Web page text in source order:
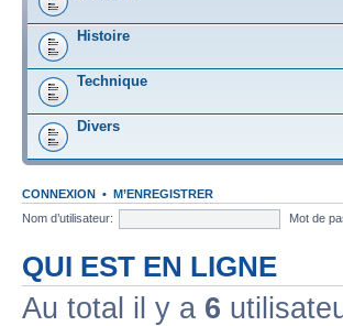
Histoire
Technique
Divers
CONNEXION • M’ENREGISTRER
Nom d’utilisateur:
Mot de
QUI EST EN LIGNE
Au total il y a 6